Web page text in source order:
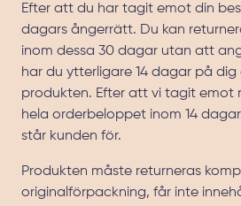
Efter att du har tagit emot din
dagars ångerrätt. Du kan
inom dessa 30 dagar utan att
har du ytterligare 14 dagar på
produkten. Efter att vi tagit emot
hela orderbeloppet inom 14
står kunden för.
Produkten måste returneras
originalförpackning, får inte